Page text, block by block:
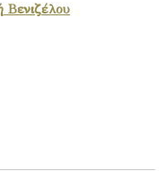
Βενιζέλου